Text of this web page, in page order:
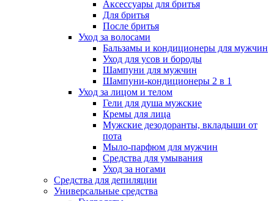
Аксессуары для бритья
Для бритья
После бритья
Уход за волосами
Бальзамы и кондиционеры для мужчин
Уход для усов и бороды
Шампуни для мужчин
Шампуни-кондиционеры 2 в 1
Уход за лицом и телом
Гели для душа мужские
Кремы для лица
Мужские дезодоранты, вкладыши от
пота
Мыло-парфюм для мужчин
Средства для умывания
Уход за ногами
Средства для депиляции
Универсальные средства